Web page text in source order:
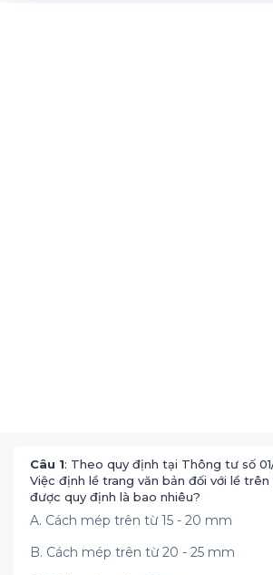
Câu 1: Theo quy định tại Thông tư số
Việc định lề trang văn bản đối với lề trên
được quy định là bao nhiêu?
A. Cách mép trên từ 15 - 20 mm
B. Cách mép trên từ 20 - 25 mm